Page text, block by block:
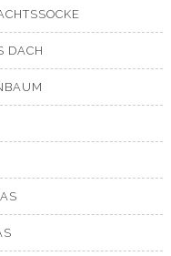
DACH